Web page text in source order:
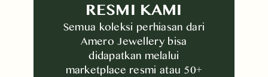
RESMI KAMI
Semua koleksi perhiasan dari
Amero Jewellery bisa
didapatkan melalui
marketplace resmi atau 50+